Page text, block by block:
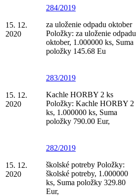
15. 12.
2020
284/2019
za uloženie odpadu oktober
Položky: za uloženie odpadu
oktober, 1.000000 ks, Suma
položky 145.68 Eu
15. 12.
2020
283/2019
Kachle HORBY 2 ks
Položky: Kachle HORBY 2
ks, 1.000000 ks, Suma
položky 790.00 Eur,
15. 12.
2020
282/2019
školské potreby Položky:
školské potreby, 1.000000
ks, Suma položky 329.80
Eur,